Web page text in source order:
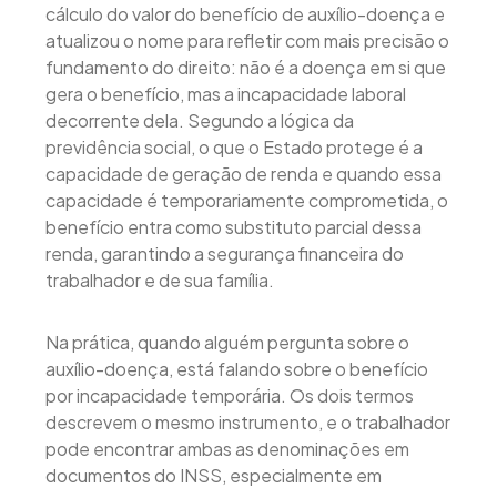
cálculo do valor do benefício de auxílio-doença e
atualizou o nome para refletir com mais precisão o
fundamento do direito: não é a doença em si que
gera o benefício, mas a incapacidade laboral
decorrente dela. Segundo a lógica da
previdência social, o que o Estado protege é a
capacidade de geração de renda e quando essa
capacidade é temporariamente comprometida, o
benefício entra como substituto parcial dessa
renda, garantindo a segurança financeira do
trabalhador e de sua família.
Na prática, quando alguém pergunta sobre o
auxílio-doença, está falando sobre o benefício
por incapacidade temporária. Os dois termos
descrevem o mesmo instrumento, e o trabalhador
pode encontrar ambas as denominações em
documentos do INSS, especialmente em